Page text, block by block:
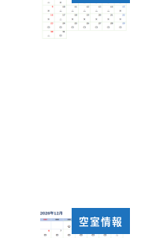
空室情報